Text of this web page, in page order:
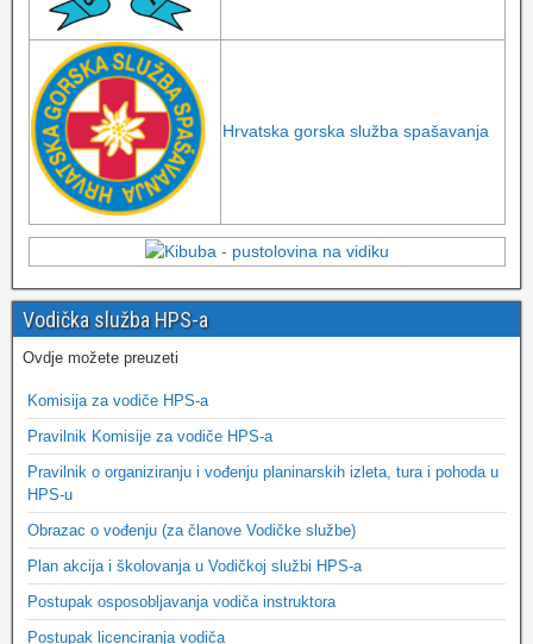
Hrvatska gorska služba spašavanja
Vodička služba HPS-a
Ovdje možete preuzeti
Komisija za vodiče HPS-a
Pravilnik Komisije za vodiče HPS-a
Pravilnik o organiziranju i vođenju planinarskih izleta, tura i pohoda u
HPS-u
Obrazac o vođenju (za članove Vodičke službe)
Plan akcija i školovanja u Vodičkoj službi HPS-a
Postupak osposobljavanja vodiča instruktora
Postupak licenciranja vodiča